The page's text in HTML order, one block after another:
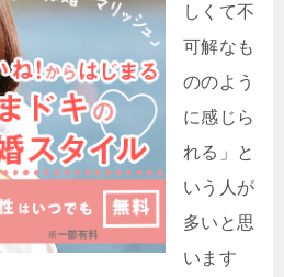
しくて不
可解なも
ののよう
に感じら
れる」と
いう人が
多いと思
います